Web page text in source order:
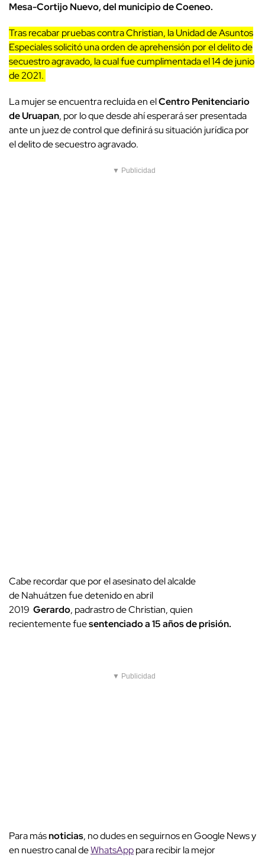
Mesa-Cortijo Nuevo, del municipio de Coeneo.
Tras recabar pruebas contra Christian, la Unidad de Asuntos
Especiales solicitó una orden de aprehensión por el delito de
secuestro agravado, la cual fue cumplimentada el 14 de junio
de 2021.
La mujer se encuentra recluida en elCentro Penitenciario
de Uruapan, por lo que desde ahí esperará ser presentada
ante un juez de control que definirá su situación jurídica por
el delito de secuestro agravado.
▼ Publicidad
Cabe recordar que por el asesinato del alcalde
de Nahuátzen fue detenido en abril
2019 Gerardo, padrastro de Christian, quien
recientemente fuesentenciado a 15 años de prisión.
▼ Publicidad
Para másnoticias, no dudes en seguirnos en Google News y
en nuestro canal deWhatsApppara recibir la mejor